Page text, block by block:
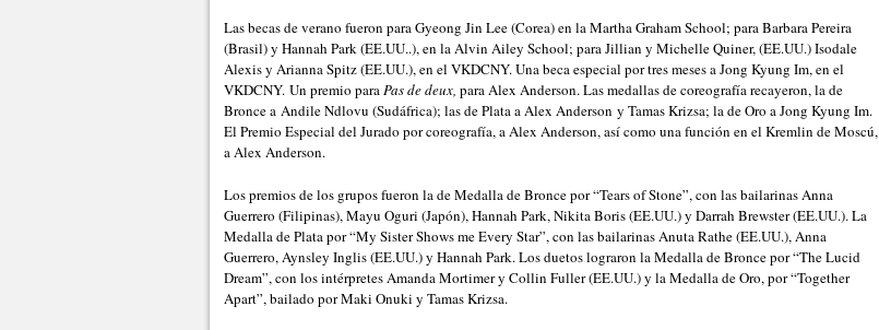
Las becas de verano fueron para Gyeong Jin Lee (Corea) en la Martha Graham School; para Barbara Pereira
(Brasil) y Hannah Park (EE.UU..), en la Alvin Ailey School; para Jillian y Michelle Quiner, (EE.UU.) Isodale
Alexis y Arianna Spitz (EE.UU.), en el VKDCNY. Una beca especial por tres meses a Jong Kyung Im, en el
VKDCNY. Un premio paraPas de deux, para Alex Anderson. Las medallas de coreografía recayeron, la de
Bronce a Andile Ndlovu (Sudáfrica); las de Plata a Alex Anderson y Tamas Krizsa; la de Oro a Jong Kyung Im.
El Premio Especial del Jurado por coreografía, a Alex Anderson, así como una función en el Kremlin de Moscú,
a Alex Anderson.
Los premios de los grupos fueron la de Medalla de Bronce por “Tears of Stone”, con las bailarinas Anna
Guerrero (Filipinas), Mayu Oguri (Japón), Hannah Park, Nikita Boris (EE.UU.) y Darrah Brewster (EE.UU.). La
Medalla de Plata por “My Sister Shows me Every Star”, con las bailarinas Anuta Rathe (EE.UU.), Anna
Guerrero, Aynsley Inglis (EE.UU.) y Hannah Park. Los duetos lograron la Medalla de Bronce por “The Lucid
Dream”, con los intérpretes Amanda Mortimer y Collin Fuller (EE.UU.) y la Medalla de Oro, por “Together
Apart”, bailado por Maki Onuki y Tamas Krizsa.